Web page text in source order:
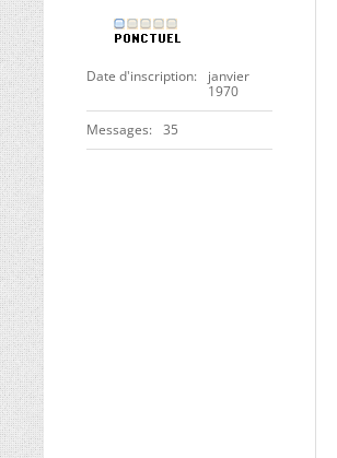
Date d'inscription
janvier
1970
Messages 35